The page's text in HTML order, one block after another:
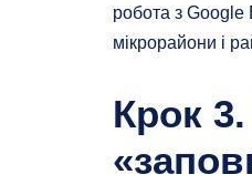
робота з Google
мікрорайони і
Крок